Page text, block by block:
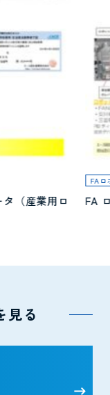
（産業用ロ
FAロ
FA
見る